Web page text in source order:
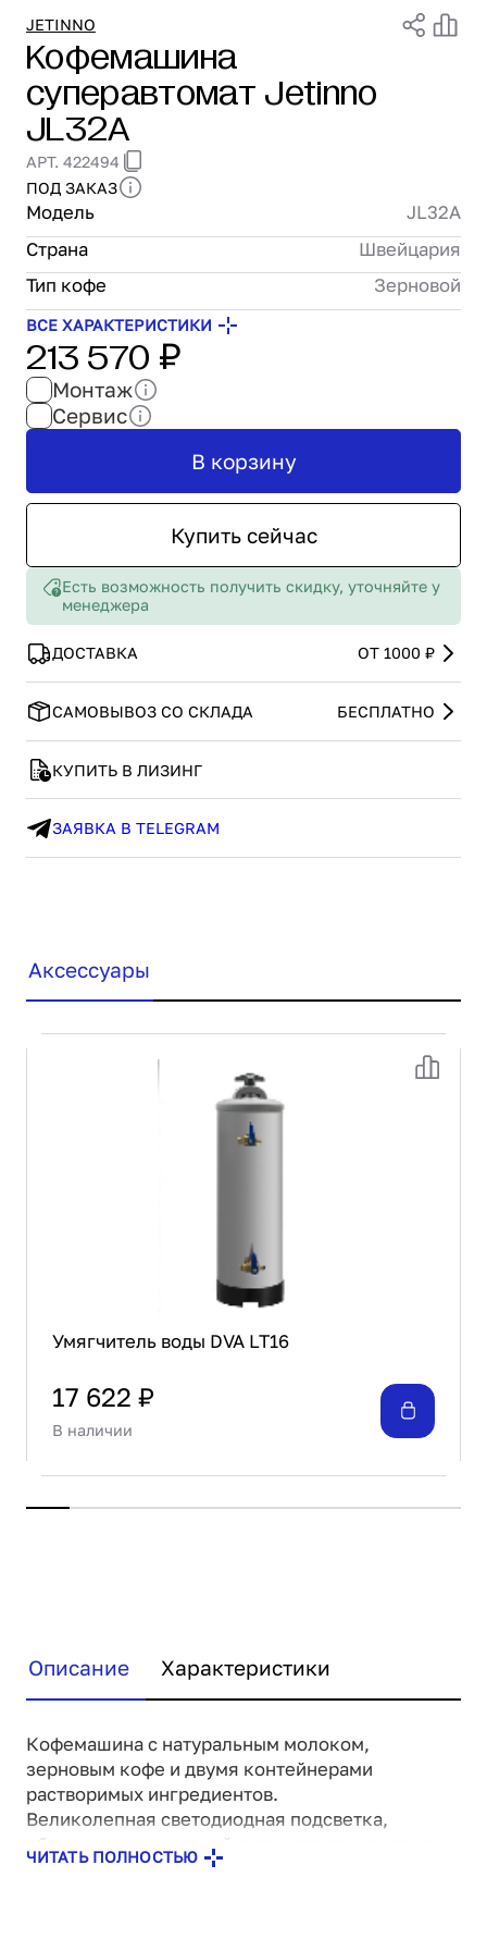
Проектирование
Сервис и монтаж
ПОКУПАТЕЛЯМ
Доставка и оплата
Гарантия и возврат
Лизинг
Акции
О нас
Бренды
Контакты
JETINNO
Кофемашина
суперавтомат Jetinno
JL32A
АРТ. 422494
ПОД ЗАКАЗ
Модель
JL32A
Страна
Швейцария
Тип кофе
Зерновой
ВСЕ ХАРАКТЕРИСТИКИ
213 570 ₽
Монтаж
Сервис
Купить сейчас
В корзину
Есть возможность получить скидку, уточняйте у
менеджера
ДОСТАВКА ОТ 1000 ₽
САМОВЫВОЗ СО СКЛАДА БЕСПЛАТНО
КУПИТЬ В ЛИЗИНГ
ЗАЯВКА В TELEGRAM
Аксессуары
Умягчитель воды DVA LT16
17 622 ₽
В наличии
Описание Характеристики
Кофемашина с натуральным молоком,
зерновым кофе и двумя контейнерами
растворимых ингредиентов.
Великолепная светодиодная подсветка,
обрамляющая дисплей с двух сторон, делает
дизайн JL32 стильным и удобным для
ЧИТАТЬ ПОЛНОСТЬЮ